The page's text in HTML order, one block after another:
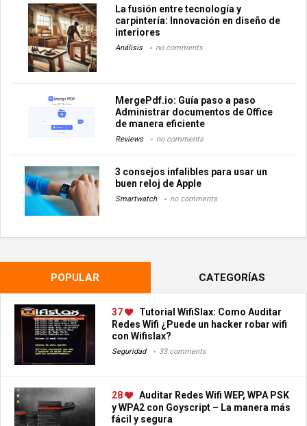
La fusión entre tecnología y
carpintería: Innovación en diseño de
interiores
Análisis no comments
MergePdf.io: Guía paso a paso
Administrar documentos de Office
de manera eficiente
Reviews no comments
3 consejos infalibles para usar un
buen reloj de Apple
Smartwatch no comments
POPULAR CATEGORÍAS
37
Tutorial WifiSlax: Como Auditar
Redes Wifi ¿Puede un hacker robar wifi
con Wifislax?
Seguridad 33 comments
28
Auditar Redes Wifi WEP, WPA PSK
y WPA2 con Goyscript – La manera más
fácil y segura